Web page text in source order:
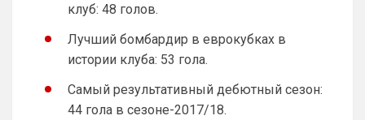
клуб: 48 голов.
Лучший бомбардир в еврокубках в
истории клуба: 53 гола.
Самый результативный дебютный сезон:
44 гола в сезоне-2017/18.